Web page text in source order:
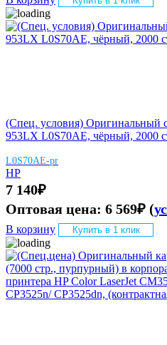
(Спец. условия) Оригинальный
953LX L0S70AE, чёрный, 2000
L0S70AE-pr
HP
7 140₽
Оптовая цена: 6 569₽ (
В корзину Купить в 1 клик